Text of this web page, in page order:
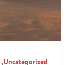
Uncategorized
,